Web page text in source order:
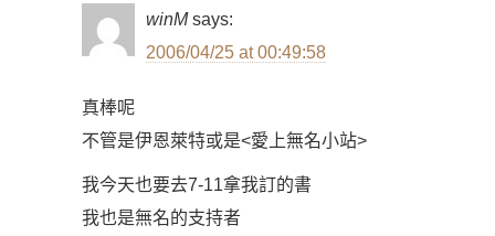
winM says:
2006/04/25 at 00:49:58
真棒呢
不管是伊恩萊特或是<愛上無名小站>
我今天也要去7-11拿我訂的書
我也是無名的支持者